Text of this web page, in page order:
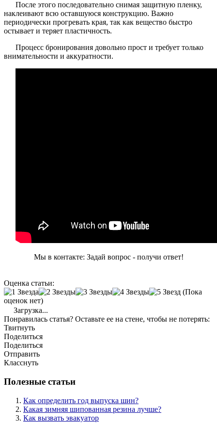
После этого последовательно снимая защитную пленку,
наклеивают всю оставшуюся конструкцию. Важно
периодически прогревать края, так как вещество быстро
остывает и теряет пластичность.
Процесс бронирования довольно прост и требует только
внимательности и аккуратности.
Мы в контакте: Задай вопрос - получи ответ!
Оценка статьи:
(Пока
оценок нет)
Загрузка...
Понравилась статья? Оставьте ее на стене, чтобы не потерять:
Твитнуть
Поделиться
Поделиться
Отправить
Класснуть
Полезные статьи
Как определить год выпуска шин?
Какая зимняя шипованная резина лучше?
Как вызвать эвакуатор